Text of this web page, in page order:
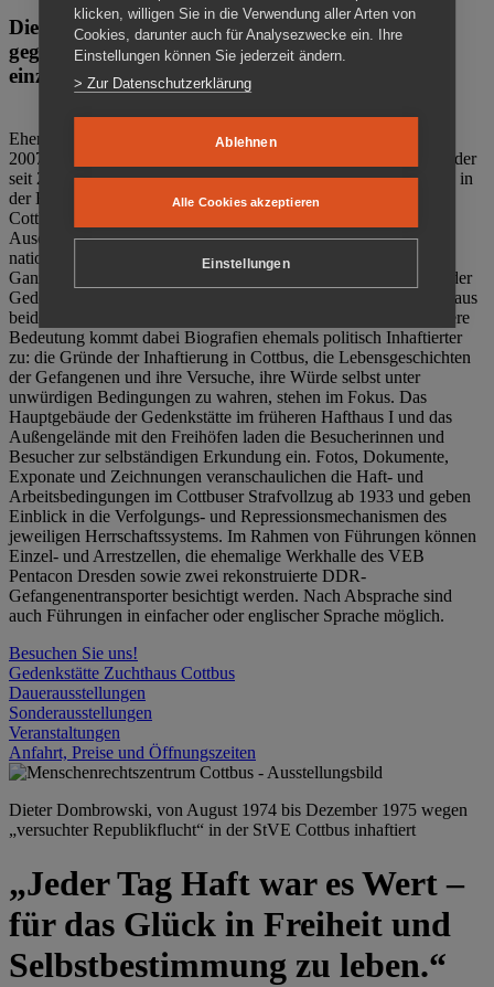
Die Gedenkstätte Zuchthaus Cottbus ist ein Ort
gegen das Vergessen. Anschaulich, nah und
einzigartig.
Ehemalige politische Häftlinge der DDR gründeten im Oktober
2007 den Verein Menschenrechtszentrum Cottbus e. V. (MRZ), der
seit 2011 Eigentümer des ehemaligen Gefängnisses (1860-2002) in
der Bautzener Straße und Träger der Gedenkstätte Zuchthaus
Cottbus ist. Im Zentrum der Arbeit der Gedenkstätte steht die
Auseinandersetzung mit politischem Unrecht während der
nationalsozialistischen Terrorherrschaft und der SED-Diktatur.
Ganzjährig zeigen mehrere Dauer- und Sonderausstellungen in der
Gedenkstätte Zuchthaus Cottbus Beispiele politischen Unrechts aus
beiden deutschen Diktaturen des 20. Jahrhunderts. Eine besondere
Bedeutung kommt dabei Biografien ehemals politisch Inhaftierter
zu: die Gründe der Inhaftierung in Cottbus, die Lebensgeschichten
der Gefangenen und ihre Versuche, ihre Würde selbst unter
unwürdigen Bedingungen zu wahren, stehen im Fokus. Das
Hauptgebäude der Gedenkstätte im früheren Hafthaus I und das
Außengelände mit den Freihöfen laden die Besucherinnen und
Besucher zur selbständigen Erkundung ein. Fotos, Dokumente,
Exponate und Zeichnungen veranschaulichen die Haft- und
Arbeitsbedingungen im Cottbuser Strafvollzug ab 1933 und geben
Einblick in die Verfolgungs- und Repressionsmechanismen des
jeweiligen Herrschaftssystems. Im Rahmen von Führungen können
Einzel- und Arrestzellen, die ehemalige Werkhalle des VEB
Pentacon Dresden sowie zwei rekonstruierte DDR-
Gefangenentransporter besichtigt werden. Nach Absprache sind
auch Führungen in einfacher oder englischer Sprache möglich.
Besuchen Sie uns!
Gedenkstätte Zuchthaus Cottbus
Dauerausstellungen
Sonderausstellungen
Veranstaltungen
Anfahrt, Preise und Öffnungszeiten
Dieter Dombrowski, von August 1974 bis Dezember 1975 wegen
„versuchter Republikflucht“ in der StVE Cottbus inhaftiert
„Jeder Tag Haft war es Wert –
für das Glück in Freiheit und
Selbstbestimmung zu leben.“
klicken, willigen Sie in die Verwendung aller Arten von
Cookies, darunter auch für Analysezwecke ein. Ihre
Einstellungen können Sie jederzeit ändern.
> Zur Datenschutzerklärung
Ablehnen
Alle Cookies akzeptieren
Einstellungen